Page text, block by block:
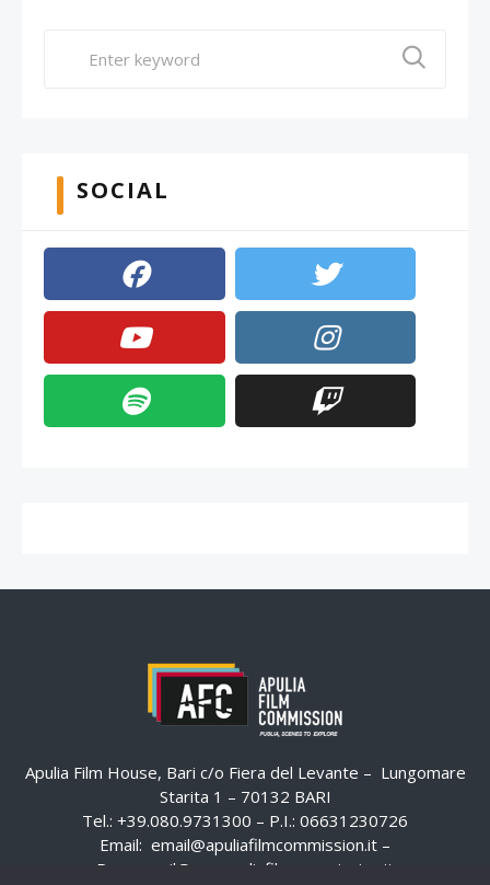
SOCIAL
Apulia Film House, Bari c/o Fiera del Levante – Lungomare
Starita 1 – 70132 BARI
Tel.: +39.080.9731300 – P.I.: 06631230726
Email: email@apuliafilmcommission.it –
Pec:
email@pec.apuliafilmcommission.it